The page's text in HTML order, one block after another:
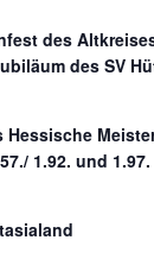
des
des SV
Hessische
1.92. und 1.97.